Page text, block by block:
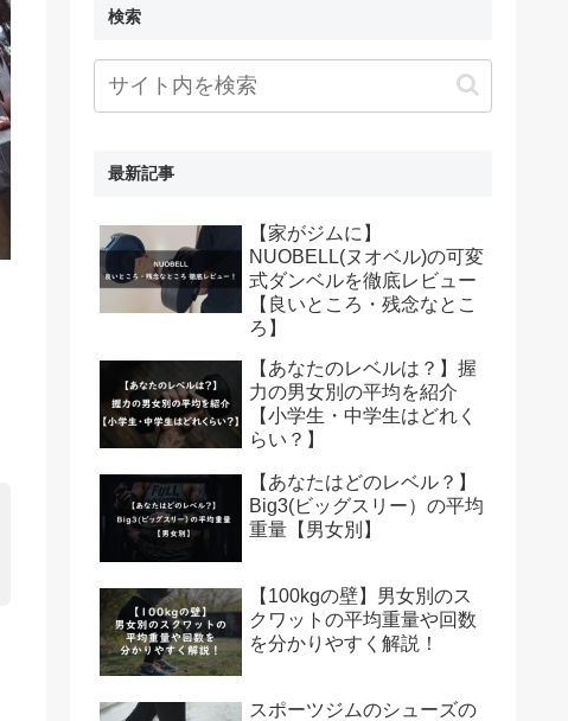
検索
最新記事
【家がジムに】
NUOBELL(ヌオベル)の可変
式ダンベルを徹底レビュー
【良いところ・残念なとこ
ろ】
【あなたのレベルは？】握
力の男女別の平均を紹介
【小学生・中学生はどれく
らい？】
【あなたはどのレベル？】
Big3(ビッグスリー）の平均
重量【男女別】
【100kgの壁】男女別のス
クワットの平均重量や回数
を分かりやすく解説！
スポーツジムのシューズの